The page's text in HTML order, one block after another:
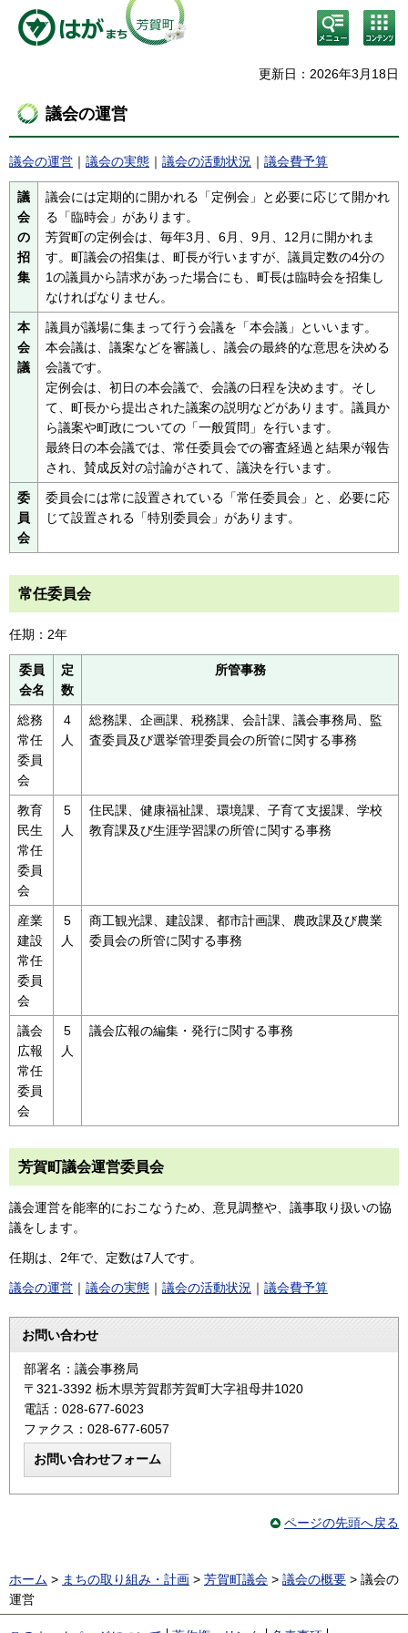
検
索・
メニ
コン
テン
ニュ
更新日：2026年3月18日
議会の運営
議会の運営 ｜ 議会の実態 ｜ 議会の活動状況 ｜ 議会費予算
議
会
の
招
集
議会には定期的に開かれる「定例会」と必要に応じて開かれ
る「臨時会」があります。
芳賀町の定例会は、毎年3月、6月、9月、12月に開かれま
す。町議会の招集は、町長が行いますが、議員定数の4分の
1の議員から請求があった場合にも、町長は臨時会を招集し
なければなりません。
本
会
議
議員が議場に集まって行う会議を「本会議」といいます。
本会議は、議案などを審議し、議会の最終的な意思を決める
会議です。
定例会は、初日の本会議で、会議の日程を決めます。そし
て、町長から提出された議案の説明などがあります。議員か
ら議案や町政についての「一般質問」を行います。
最終日の本会議では、常任委員会での審査経過と結果が報告
され、賛成反対の討論がされて、議決を行います。
委
員
会
委員会には常に設置されている「常任委員会」と、必要に応
じて設置される「特別委員会」があります。
常任委員会
任期：2年
委員
会名
定
数
所管事務
総務
常任
委員
会
4
人
総務課、企画課、税務課、会計課、議会事務局、監
査委員及び選挙管理委員会の所管に関する事務
教育
民生
常任
委員
会
5
人
住民課、健康福祉課、環境課、子育て支援課、学校
教育課及び生涯学習課の所管に関する事務
産業
建設
常任
委員
会
5
人
商工観光課、建設課、都市計画課、農政課及び農業
委員会の所管に関する事務
議会
広報
常任
委員
会
5
人
議会広報の編集・発行に関する事務
芳賀町議会運営委員会
議会運営を能率的におこなうため、意見調整や、議事取り扱いの協
議をします。
任期は、2年で、定数は7人です。
議会の運営 ｜ 議会の実態 ｜ 議会の活動状況 ｜ 議会費予算
お問い合わせ
部署名：議会事務局
〒321-3392 栃木県芳賀郡芳賀町大字祖母井1020
電話：028-677-6023
ファクス：028-677-6057
ページの先頭へ戻る
ホーム > まちの取り組み・計画 > 芳賀町議会 > 議会の概要 > 議会の
運営